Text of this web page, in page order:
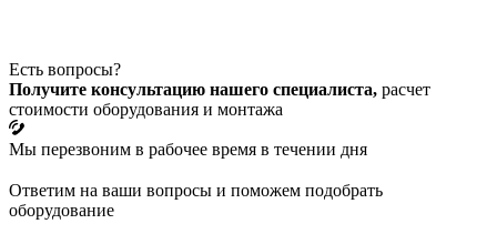
Есть вопросы?
Получите консультацию нашего специалиста, расчет
стоимости оборудования и монтажа
Мы перезвоним в рабочее время в течении дня
Ответим на ваши вопросы и поможем подобрать
оборудование